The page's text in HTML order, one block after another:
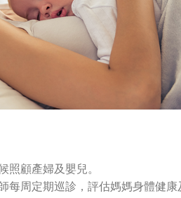
照顧產婦及嬰兒。
每周定期巡診，評估媽媽身體健康